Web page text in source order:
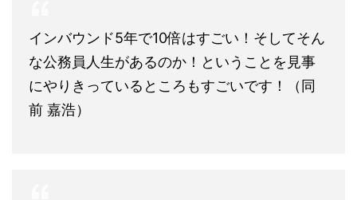
インバウンド5年で10倍はすごい！そしてそん
な公務員人生があるのか！ということを見事
にやりきっているところもすごいです！（同
前 嘉浩）